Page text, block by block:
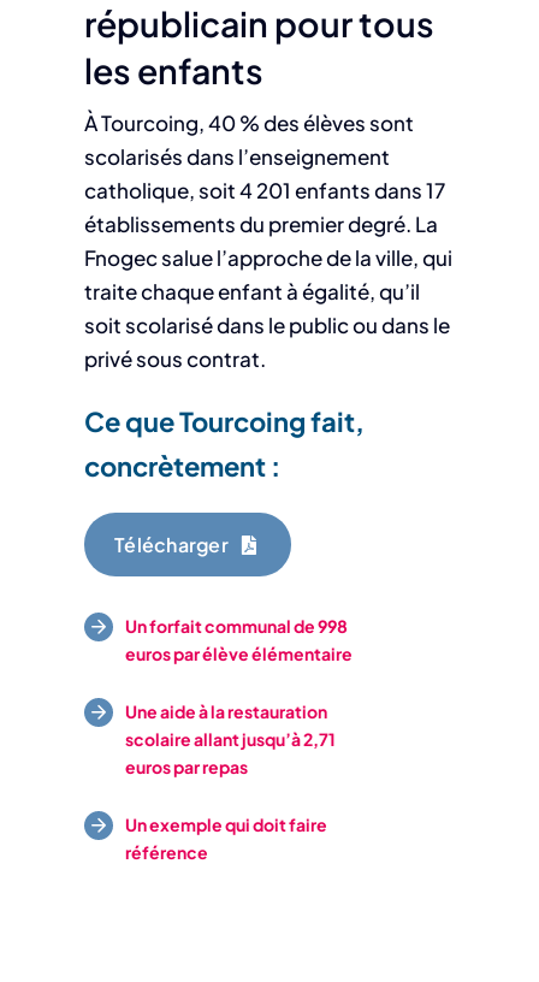
républicain pour tous
les enfants
À Tourcoing, 40 % des élèves sont
scolarisés dans l’enseignement
catholique, soit 4 201 enfants dans 17
établissements du premier degré. La
Fnogec salue l’approche de la ville,qui
traite chaque enfant à égalité, qu’il
soit scolarisé dans le public ou dans le
privé souscontrat.
Ce que Tourcoing fait,
concrètement :
Télécharger
Un forfait communal de 998
euros par élève élémentaire
Une aide à la restauration
scolaire allant jusqu’à 2,71
euros par repas
Un exemple qui doit faire
référence